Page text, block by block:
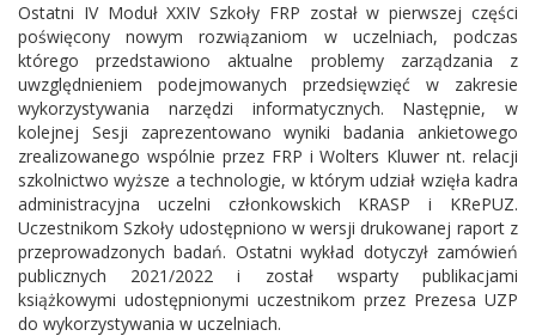
Ostatni IV Moduł XXIV Szkoły FRP został w pierwszej części
poświęcony nowym rozwiązaniom w uczelniach, podczas
którego przedstawiono aktualne problemy zarządzania z
uwzględnieniem podejmowanych przedsięwzięć w zakresie
wykorzystywania narzędzi informatycznych. Następnie, w
kolejnej Sesji zaprezentowano wyniki badania ankietowego
zrealizowanego wspólnie przez FRP i Wolters Kluwer nt. relacji
szkolnictwo wyższe a technologie, w którym udział wzięła kadra
administracyjna uczelni członkowskich KRASP i KRePUZ.
Uczestnikom Szkoły udostępniono w wersji drukowanej raport z
przeprowadzonych badań. Ostatni wykład dotyczył zamówień
publicznych 2021/2022 i został wsparty publikacjami
książkowymi udostępnionymi uczestnikom przez Prezesa UZP
do wykorzystywania w uczelniach.